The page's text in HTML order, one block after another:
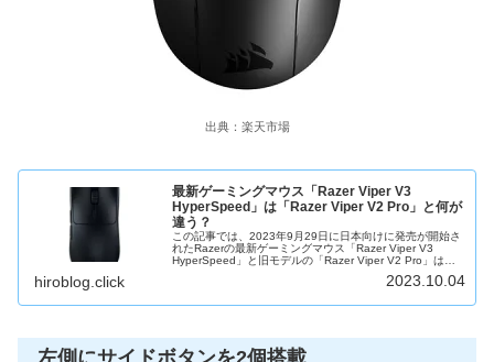
出典：楽天市場
最新ゲーミングマウス「Razer Viper V3
HyperSpeed」は「Razer Viper V2 Pro」と何が
違う？
この記事では、2023年9月29日に日本向けに発売が開始さ
れたRazerの最新ゲーミングマウス「Razer Viper V3
HyperSpeed」と旧モデルの「Razer Viper V2 Pro」は、
hiroblog.click 2023.10.04
左側にサイドボタンを2個搭載